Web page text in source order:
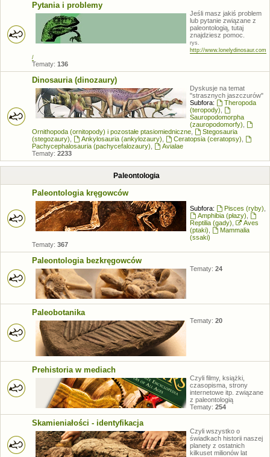
Pytania i problemy
Jeśli masz jakiś problem
lub pytanie związane z
paleontologią, tutaj
znajdziesz pomoc.
rys.
http://www.lonelydinosaur.com
/
Tematy: 136
Dinosauria (dinozaury)
Dyskusje na temat
"strasznych jaszczurów"
Subfora:
Theropoda
(teropody)
Sauropodomorpha
(zauropodomorfy)
Ornithopoda (ornitopody) i pozostałe ptasiomiedniczne
Stegosauria
(stegozaury)
Ankylosauria (ankylozaury) Ceratopsia (ceratopsy)
Pachycephalosauria (pachycefalozaury)
Avialae
Tematy: 2233
Paleontologia
Paleontologia kręgowców
Subfora: Pisces (ryby)
Amphibia (płazy)
Reptilia (gady)
Aves
(ptaki)
Mammalia
(ssaki)
Tematy: 367
Paleontologia bezkręgowców
Tematy: 24
Paleobotanika
Tematy: 20
Prehistoria w mediach
Czyli filmy, książki,
czasopisma, strony
internetowe itp. związane
z paleontologią
Tematy: 254
Skamieniałości - identyfikacja
Czyli wszystko o
świadkach historii naszej
planety z ostatnich
kilkuset milionów lat